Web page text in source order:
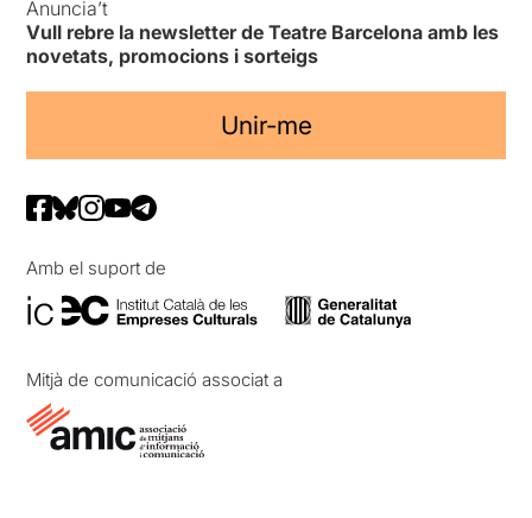
Anuncia’t
Vull rebre la newsletter de Teatre Barcelona amb les
novetats, promocions i sorteigs
Unir-me
Amb el suport de
Mitjà de comunicació associat a